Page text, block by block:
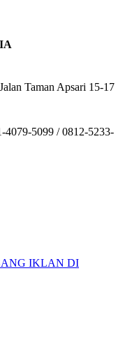
Taman Apsari 15-17
4079-5099 / 0812-5233-
IKLAN DI